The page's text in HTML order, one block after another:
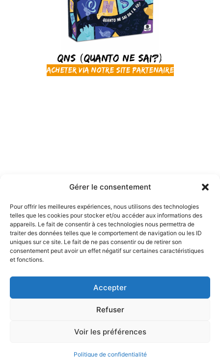
Gérer le consentement
Pour offrir les meilleures expériences, nous utilisons des technologies
telles que les cookies pour stocker et/ou accéder aux informations des
appareils. Le fait de consentir à ces technologies nous permettra de
traiter des données telles que le comportement de navigation ou les ID
uniques sur ce site. Le fait de ne pas consentir ou de retirer son
consentement peut avoir un effet négatif sur certaines caractéristiques
et fonctions.
Accepter
Refuser
Voir les préférences
Politique de confidentialité
QNS (Quanto ne sai?)
Acheter via notre site partenaire